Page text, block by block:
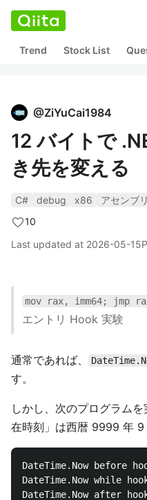
Trend Stock List
@ZiYuCai1984
12 バイトで
き先を変える
C# debug x86 アセンブ
10
Last updated at 2026-05-15
mov rax, imm64; jmp
エントリ Hook 実験
通常であれば、
す。
しかし、次のプログラム
在時刻」は西暦 9999 年 9
DateTime.Now before
DateTime.Now while